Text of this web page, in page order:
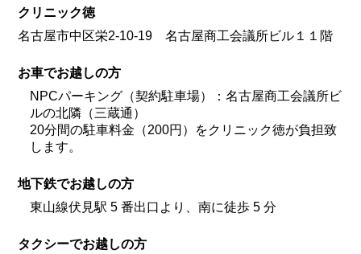
クリニック徳
名古屋市中区栄2-10-19 名古屋商工会議所ビル１１階
お車でお越しの方
NPCパーキング（契約駐車場）：名古屋商工会議所ビ
ルの北隣（三蔵通）
20分間の駐車料金（200円）をクリニック徳が負担致
します。
地下鉄でお越しの方
東山線伏見駅 5 番出口より、南に徒歩 5 分
タクシーでお越しの方